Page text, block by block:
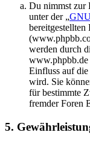
Du nimmst zur
unter der „
werden durch
www.phpbb.de
Einfluss auf
wird. Sie
für bestimmte
fremder Foren
5.